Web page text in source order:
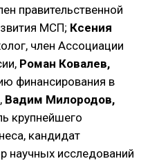
правительственной
МСП; Ксения
член Ассоциации
Роман Ковалев,
финансирования в
Вадим Милородов,
крупнейшего
кандидат
научных исследований